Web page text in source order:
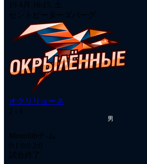
19 4月 16:15, 土
セントピーターズバーグ
オクリリョーネ
2 - 1
男
Monolithチ-ム
0:1 0:0 2:0
試合終了